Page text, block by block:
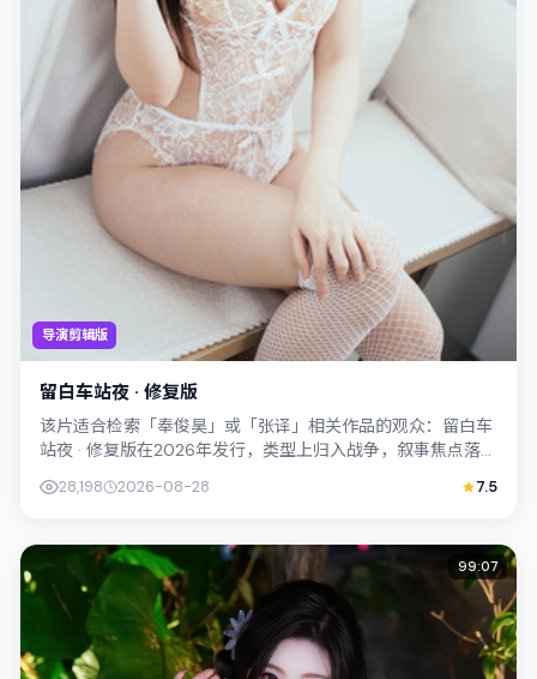
导演剪辑版
留白车站夜 · 修复版
该片适合检索「奉俊昊」或「张译」相关作品的观众：留白车
站夜 · 修复版在2026年发行，类型上归入战争，叙事焦点落在
28,198 2026-08-28 7.5
99:07